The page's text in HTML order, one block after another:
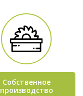
Собственное
производство